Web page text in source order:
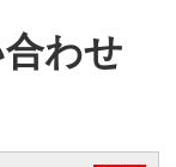
わせ